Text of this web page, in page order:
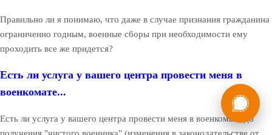
Правильно ли я понимаю, что даже в случае признания гражданина
ограниченно годным, военные сборы при необходимости ему
проходить все же придется?
Есть ли услуга у вашего центра провести меня в
военкомате...
Есть ли услуга у вашего центра провести меня в военкомате до
получения "чистого военника" (изменения в законодательстве от
Мы в России
консультация
8 (800) 775-35-89